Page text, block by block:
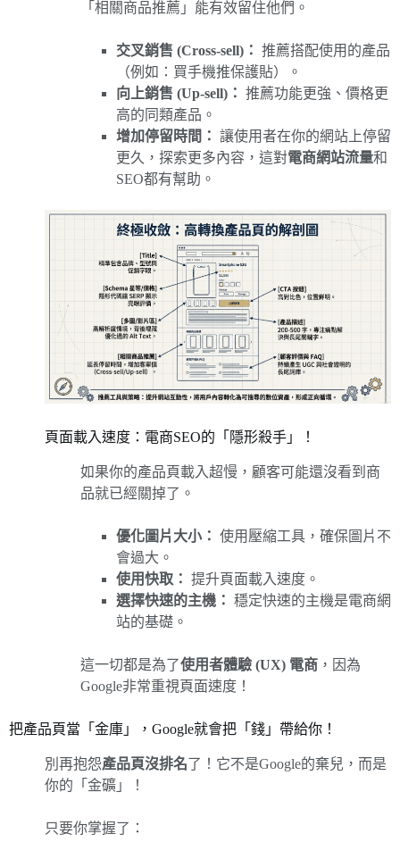
「相關商品推薦」能有效留住他們。
交叉銷售 (Cross-sell)： 推薦搭配使用的產品
（例如：買手機推保護貼）。
向上銷售 (Up-sell)： 推薦功能更強、價格更
高的同類產品。
增加停留時間： 讓使用者在你的網站上停留
更久，探索更多內容，這對電商網站流量和
SEO都有幫助。
頁面載入速度：電商SEO的「隱形殺手」！
如果你的產品頁載入超慢，顧客可能還沒看到商
品就已經關掉了。
優化圖片大小： 使用壓縮工具，確保圖片不
會過大。
使用快取： 提升頁面載入速度。
選擇快速的主機： 穩定快速的主機是電商網
站的基礎。
這一切都是為了使用者體驗 (UX) 電商 ，因為
Google非常重視頁面速度！
把產品頁當「金庫」，Google就會把「錢」帶給你！
別再抱怨產品頁沒排名了！它不是Google的棄兒，而是
你的「金礦」！
只要你掌握了：